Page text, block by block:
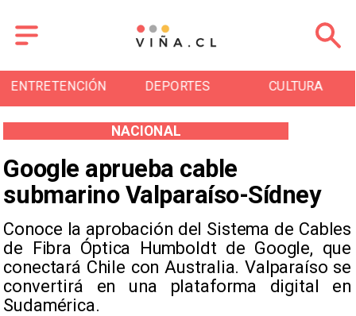
DEPORTES CULTURA
Google aprueba cable
submarino Valparaíso-Sídney
Conoce la aprobación del Sistema de Cables
de Fibra Óptica Humboldt de Google, que
conectará Chile con Australia. Valparaíso se
convertirá en una plataforma digital en
Sudamérica.
NACIONAL